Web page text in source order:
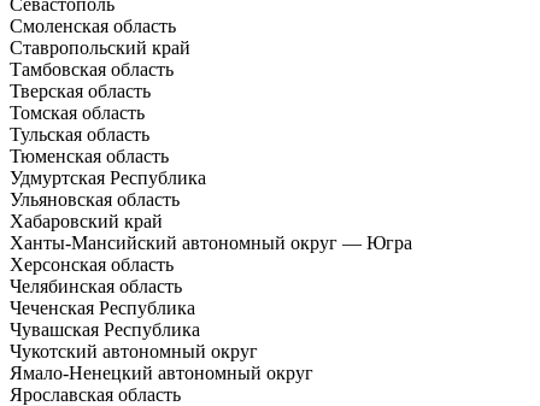
Смоленская область
Ставропольский край
Тамбовская область
Тверская область
Томская область
Тульская область
Тюменская область
Удмуртская Республика
Ульяновская область
Хабаровский край
Ханты-Мансийский автономный округ — Югра
Херсонская область
Челябинская область
Чеченская Республика
Чувашская Республика
Чукотский автономный округ
Ямало-Ненецкий автономный округ
Ярославская область